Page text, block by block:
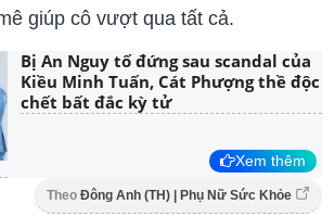
giúp cô vượt qua tất cả.
Bị An Nguy tố đứng sau scandal của
Kiều Minh Tuấn, Cát Phượng thề độc
chết bất đắc kỳ tử
Xem thêm
Theo Đông Anh (TH) | Phụ Nữ Sức Khỏe